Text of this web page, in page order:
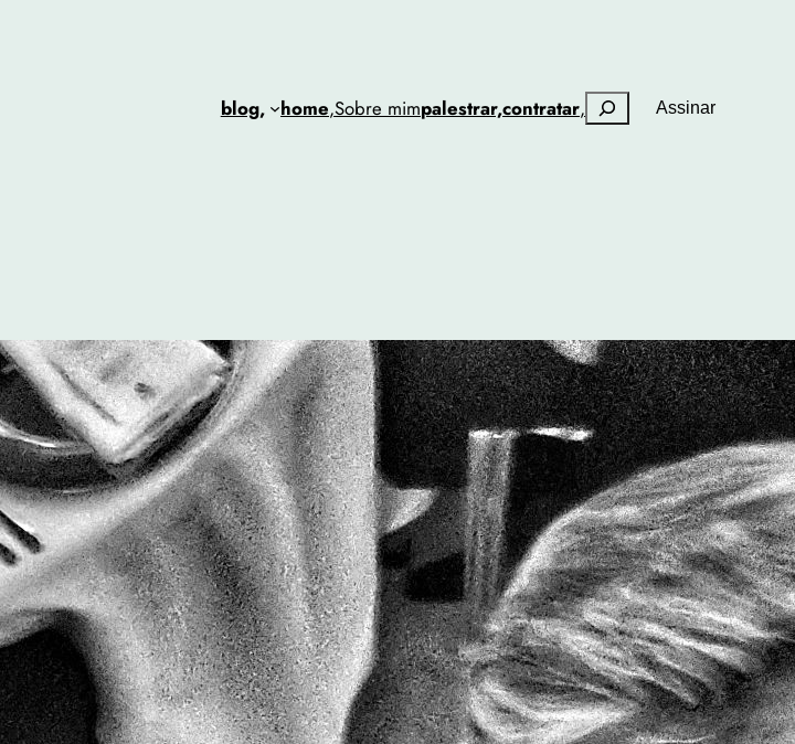
blog, home,Sobre mimpalestrar,contratar, PesquisarAssinar